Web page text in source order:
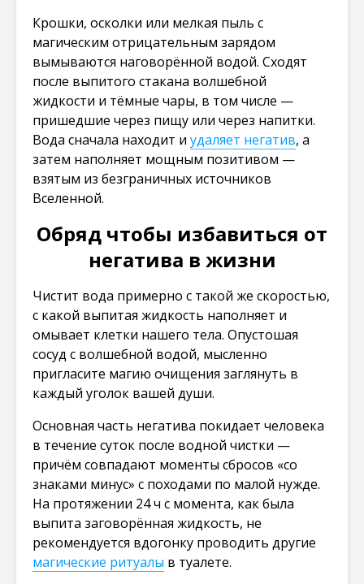
Крошки, осколки или мелкая пыль с
магическим отрицательным зарядом
вымываются наговорённой водой. Сходят
после выпитого стакана волшебной
жидкости и тёмные чары, в том числе —
пришедшие через пищу или через напитки.
Вода сначала находит и удаляет негатив, а
затем наполняет мощным позитивом —
взятым из безграничных источников
Вселенной.
Обряд чтобы избавиться от
негатива в жизни
Чистит вода примерно с такой же скоростью,
с какой выпитая жидкость наполняет и
омывает клетки нашего тела. Опустошая
сосуд с волшебной водой, мысленно
пригласите магию очищения заглянуть в
каждый уголок вашей души.
Основная часть негатива покидает человека
в течение суток после водной чистки —
причём совпадают моменты сбросов «со
знаками минус» с походами по малой нужде.
На протяжении 24 ч с момента, как была
выпита заговорённая жидкость, не
рекомендуется вдогонку проводить другие
магические ритуалы в туалете.